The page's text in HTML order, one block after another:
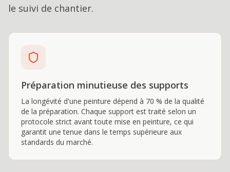
le suivi de chantier.
Préparation minutieuse des supports
La longévité d'une peinture dépend à 70 % de la qualité
de la préparation. Chaque support est traité selon un
protocole strict avant toute mise en peinture, ce qui
garantit une tenue dans le temps supérieure aux
standards du marché.